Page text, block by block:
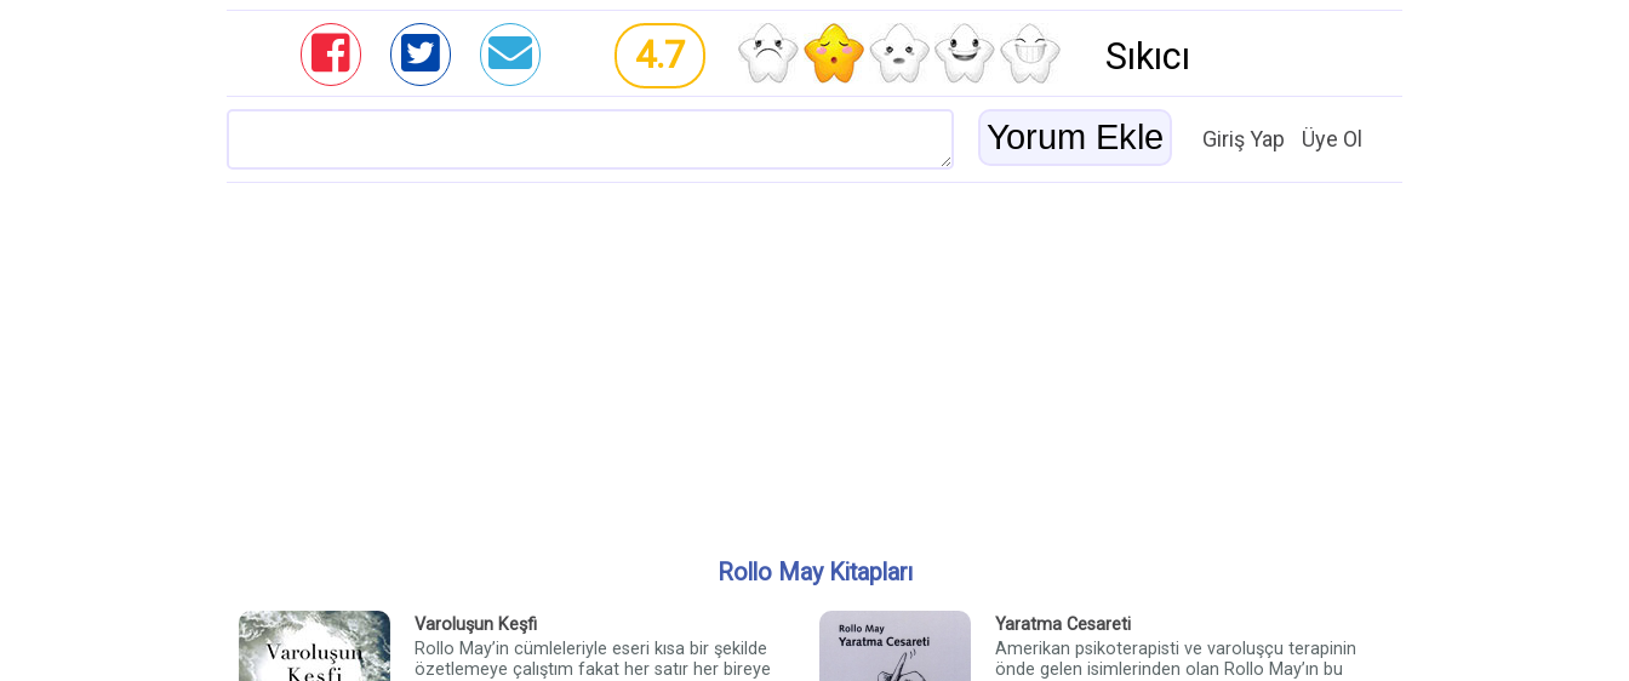
4.7 Sıkıcı
Giriş Yap Üye Ol
Rollo May Kitapları
Varoluşun Keşfi
Rollo May’in cümleleriyle eseri kısa bir şekilde
özetlemeye çalıştım fakat her satır her bireye
Yaratma Cesareti
Amerikan psikoterapisti ve varoluşçu terapinin
önde gelen isimlerinden olan Rollo May’ın bu